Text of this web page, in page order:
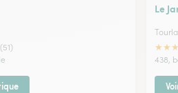
Le
★★★
438,